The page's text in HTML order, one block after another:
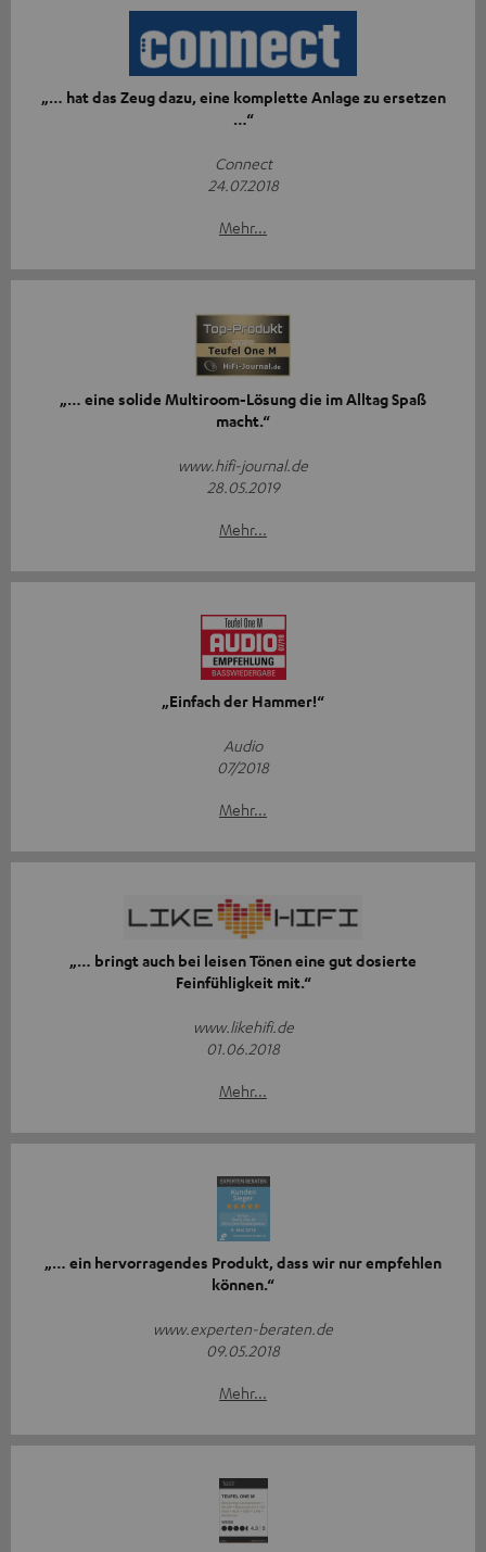
„… hat das Zeug dazu, eine komplette Anlage zu ersetzen
…“
Connect
24.07.2018
Mehr...
„… eine solide Multiroom-Lösung die im Alltag Spaß
macht.“
www.hifi-journal.de
28.05.2019
Mehr...
„Einfach der Hammer!“
Audio
07/2018
Mehr...
„… bringt auch bei leisen Tönen eine gut dosierte
Feinfühligkeit mit.“
www.likehifi.de
01.06.2018
Mehr...
„… ein hervorragendes Produkt, dass wir nur empfehlen
können.“
www.experten-beraten.de
09.05.2018
Mehr...